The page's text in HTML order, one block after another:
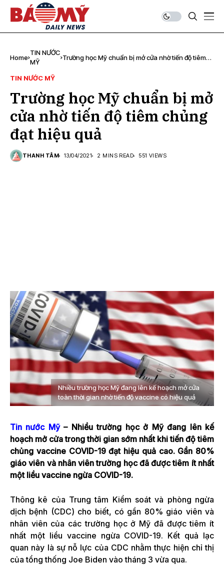
Home
TIN NƯỚC
MỸ
Trường học Mỹ chuẩn bị mở cửa nhờ tiến độ tiêm
TIN NƯỚC MỸ
Trường học Mỹ chuẩn bị mở
cửa nhờ tiến độ tiêm chủng
đạt hiệu quả
THANH TÂM 13/04/2021 2 MINS READ 551 VIEWS
Nhiều trường học Mỹ đang lên kế hoạch mở cửa
toàn thời gian nhờ tiến độ vaccine có hiệu quả
Tin nước Mỹ– Nhiều trường học ở Mỹ đang lên kế
hoạch mở cửa trong thời gian sớm nhất khi tiến độ tiêm
chủng vaccine COVID-19 đạt hiệu quả cao. Gần 80%
giáo viên và nhân viên trường học đã được tiêm ít nhất
một liều vaccine ngừa COVID-19.
Thông kê của Trung tâm Kiểm soát và phòng ngừa
dịch bệnh (CDC) cho biết, có gần 80% giáo viên và
nhân viên của các trường học ở Mỹ đã được tiêm ít
nhất một liều vaccine ngừa COVID-19. Kết quả lạc
quan này là sự nỗ lực của CDC nhằm thực hiện chỉ thị
của tổng thống Joe Biden vào tháng 3 vừa qua.